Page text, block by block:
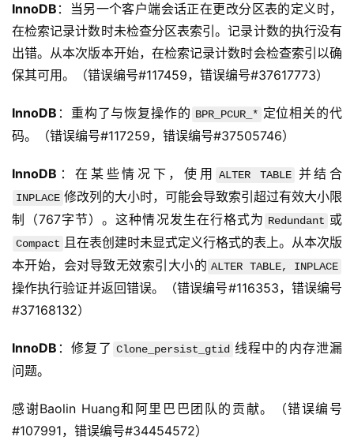
InnoDB ：当另一个客户端会话正在更改分区表的定义时，
在检索记录计数时未检查分区表索引。记录计数的执行没有
出错。从本次版本开始，在检索记录计数时会检查索引以确
保其可用。（错误编号#117459，错误编号#37617773）
InnoDB ：重构了与恢复操作的 BPR_PCUR_* 定位相关的代
码。（错误编号#117259，错误编号#37505746）
InnoDB ：在某些情况下，使用 ALTER TABLE 并结合
INPLACE 修改列的大小时，可能会导致索引超过有效大小限
制（767字节）。这种情况发生在行格式为 Redundant 或
Compact 且在表创建时未显式定义行格式的表上。从本次版
本开始，会对导致无效索引大小的 ALTER TABLE, INPLACE
操作执行验证并返回错误。（错误编号#116353，错误编号
#37168132）
InnoDB ：修复了 Clone_persist_gtid 线程中的内存泄漏
问题。
感谢Baolin Huang和阿里巴巴团队的贡献。（错误编号
#107991，错误编号#34454572）